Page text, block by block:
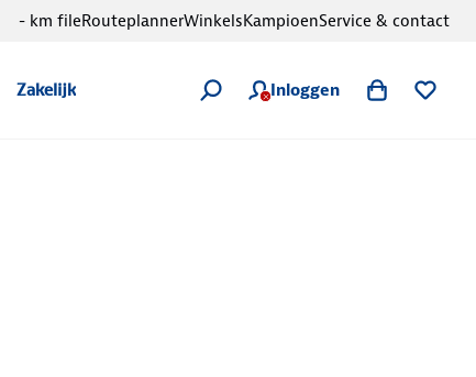
Zakelijk Inloggen
- km fileRouteplannerWinkelsKampioenService & contact